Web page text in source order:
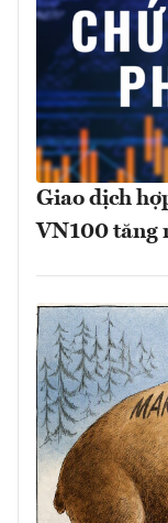
Giao dịch
VN100 tăng